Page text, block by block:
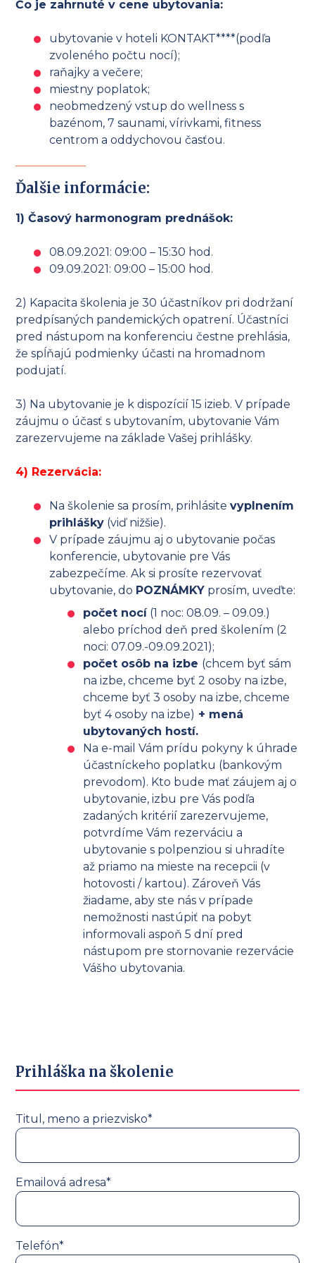
Čo je zahrnuté v cene ubytovania:
ubytovanie v hoteli KONTAKT****(podľa
zvoleného počtu nocí);
raňajky a večere;
miestny poplatok;
neobmedzený vstup do wellness s
bazénom, 7 saunami, vírivkami, fitness
centrom a oddychovou časťou.
Ďalšie informácie:
1) Časový harmonogram prednášok:
08.09.2021: 09:00 – 15:30 hod.
09.09.2021: 09:00 – 15:00 hod.
2) Kapacita školenia je 30 účastníkov pri dodržaní
predpísaných pandemických opatrení. Účastníci
pred nástupom na konferenciu čestne prehlásia,
že spĺňajú podmienky účasti na hromadnom
podujatí.
3) Na ubytovanie je k dispozícií 15 izieb. V prípade
záujmu o účasť s ubytovaním, ubytovanie Vám
zarezervujeme na základe Vašej prihlášky.
4) Rezervácia:
Na školenie sa prosím, prihlásitevyplnením
prihlášky (viď nižšie).
V prípade záujmu aj o ubytovanie počas
konferencie, ubytovanie pre Vás
zabezpečíme. Ak si prosíte rezervovať
ubytovanie, do POZNÁMKY prosím, uveďte:
počet nocí(1 noc: 08.09. – 09.09.)
alebo príchod deň pred školením (2
noci: 07.09.-09.09.2021);
počet osôb na izbe (chcem byť sám
na izbe, chceme byť 2 osoby na izbe,
chceme byť 3 osoby na izbe, chceme
byť 4 osoby na izbe) + mená
ubytovaných hostí.
Na e-mail Vám prídu pokyny k úhrade
účastníckeho poplatku (bankovým
prevodom). Kto bude mať záujem aj o
ubytovanie, izbu pre Vás podľa
zadaných kritérií zarezervujeme,
potvrdíme Vám rezerváciu a
ubytovanie s polpenziou si uhradíte
až priamo na mieste na recepcii (v
hotovosti / kartou). Zároveň Vás
žiadame, aby ste nás v prípade
nemožnosti nastúpiť na pobyt
informovali aspoň 5 dní pred
nástupom pre stornovanie rezervácie
Vášho ubytovania.
Prihláška na školenie
Titul, meno a priezvisko*
Emailová adresa*
Telefón*